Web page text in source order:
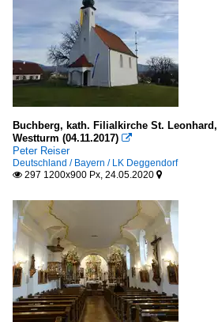
Buchberg, kath. Filialkirche St.
Westturm (04.11.2017) 
Peter Reiser
Deutschland / Bayern / LK Deggendorf
 297 1200x900 Px, 24.05.2020 